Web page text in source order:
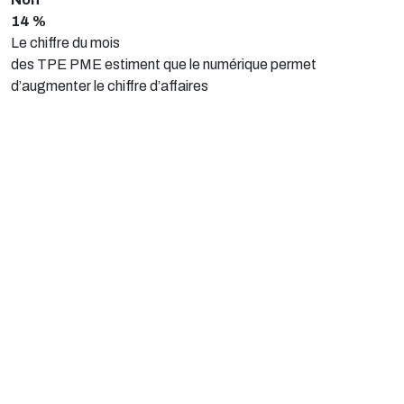
14 %
Le chiffre du mois
des TPE PME estiment que le numérique permet
d’augmenter le chiffre d’affaires